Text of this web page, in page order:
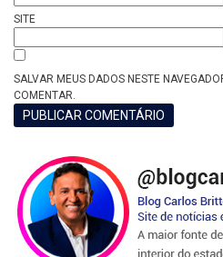
SITE
SALVAR MEUS DADOS NESTE
COMENTAR.